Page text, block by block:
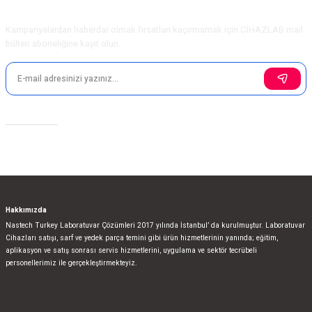
Hakkımızda
Nastech Turkey Laboratuvar Çözümleri 2017 yılında İstanbul’ da kurulmuştur. Laboratuvar
Cihazları satışı, sarf ve yedek parça temini gibi ürün hizmetlerinin yanında; eğitim,
aplikasyon ve satış sonrası servis hizmetlerini, uygulama ve sektör tecrübeli
personellerimiz ile gerçekleştirmekteyiz.